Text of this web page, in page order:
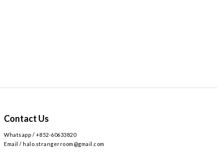
Contact Us
Whatsapp / +852-60633820
Email / halo.strangerroom@gmail.com